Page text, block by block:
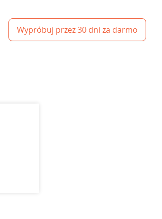
Wypróbuj przez 30 dni za darmo